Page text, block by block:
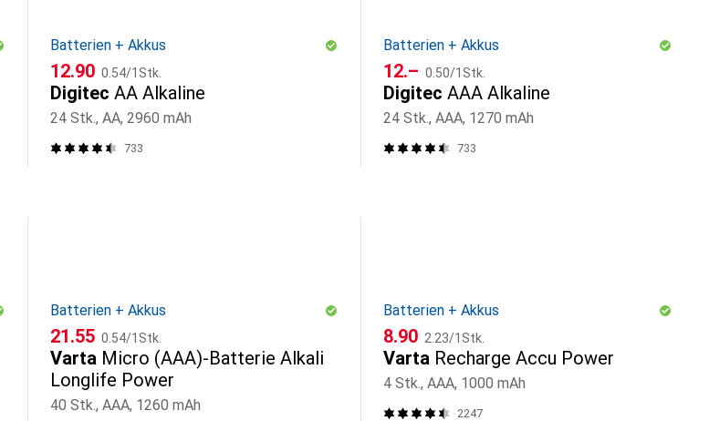
Batterien + Akkus
CHF
12.90 CHF
0.54/1Stk.
Digitec AA Alkaline
24 Stk., AA, 2960 mAh
733
Batterien + Akkus
CHF
12.– CHF
0.50/1Stk.
Digitec AAA Alkaline
24 Stk., AAA, 1270 mAh
733
Batterien + Akkus
CHF
21.55 CHF
0.54/1Stk.
Varta Micro (AAA)-Batterie Alkali
Longlife Power
40 Stk., AAA, 1260 mAh
Batterien + Akkus
CHF
8.90 CHF
2.23/1Stk.
Varta Recharge Accu Power
4 Stk., AAA, 1000 mAh
2247